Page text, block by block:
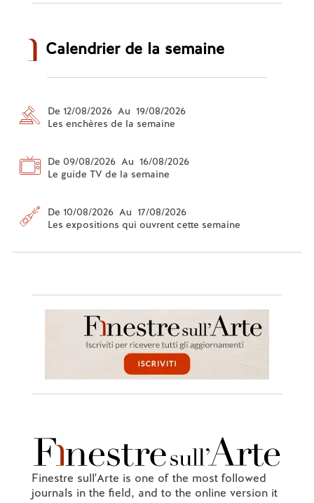
Calendrier de la semaine
De 12/08/2026 Au 19/08/2026
Les enchères de la semaine
De 09/08/2026 Au 16/08/2026
Le guide TV de la semaine
De 10/08/2026 Au 17/08/2026
Les expositions qui ouvrent cette semaine
Finestre sull'Arte is one of the most followed
journals in the field, and to the online version it